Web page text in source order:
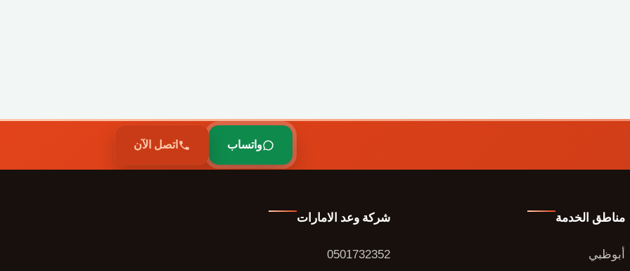
واتساب اتصل الآن
مناطق الخدمة
أبوظبي
شركة وعد الامارات
0501732352